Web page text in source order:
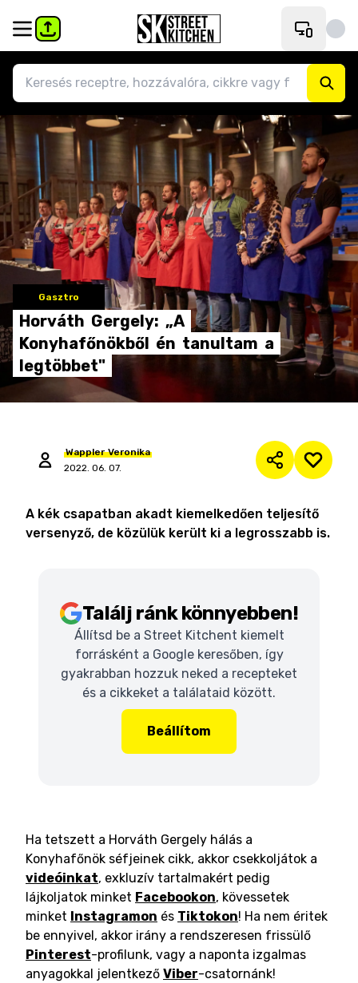
Gasztro
Horváth Gergely: „A
Konyhafőnökből én tanultam a
legtöbbet"
Wappler Veronika
2022. 06. 07.
A kék csapatban akadt kiemelkedően teljesítő
versenyző, de közülük került ki a legrosszabb is.
Találj ránk könnyebben!
Állítsd be a Street Kitchent kiemelt
forrásként a Google keresőben, így
gyakrabban hozzuk neked a recepteket
és a cikkeket a találataid között.
Beállítom
Ha tetszett a Horváth Gergely hálás a
Konyhafőnök séfjeinek cikk, akkor csekkoljátok a
videóinkat, exkluzív tartalmakért pedig
lájkoljatok minket Facebookon, kövessetek
minket Instagramon és Tiktokon! Ha nem éritek
be ennyivel, akkor irány a rendszeresen frissülő
Pinterest-profilunk, vagy a naponta izgalmas
anyagokkal jelentkező Viber-csatornánk!